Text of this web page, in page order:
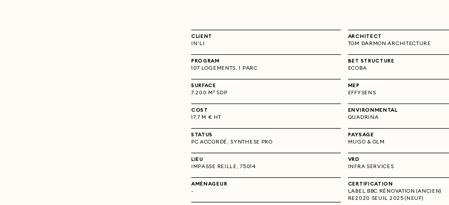
CLIENT
IN'LI
PROGRAM
107 LOGEMENTS, 1 PARC
SURFACE
7 200 M² SDP
COST
17,7 M € HT
STATUS
PC ACCORDÉ, SYNTHESE PRO
LIEU
IMPASSE REILLE, 75014
AMÉNAGEUR
-
ARCHITECT
TOM DARMON ARCHITECTURE
BET STRUCTURE
ECOBA
MEP
EFFYSENS
ENVIRONMENTAL
QUADRINA
PAYSAGE
MUGO & OLM
VRD
INFRA SERVICES
CERTIFICATION
LABEL BBC RÉNOVATION (ANCIEN)
RE2020 SEUIL 2025 (NEUF)